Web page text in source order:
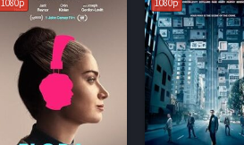
1080p 1080p